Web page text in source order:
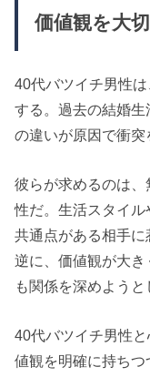
価値観を大
40代バツイチ男性
する。過去の結婚
の違いが原因で衝突
彼らが求めるのは
性だ。生活スタイ
共通点がある相手に
逆に、価値観が大
も関係を深めようと
40代バツイチ男性
値観を明確に持ち